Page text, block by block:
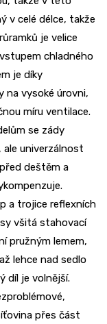
v celé délce, takže
je velice
chladného
je díky
na vysoké úrovni,
míru ventilace.
se zády
univerzálnost
deštěm a
a trojice reflexních
všitá stahovací
pružným lemem,
lehce nad sedlo
díl je volnější.
přes část